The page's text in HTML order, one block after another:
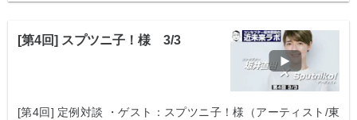
[第4回] スプツニ子！様 3/3
[第4回] 定例対談 ・ゲスト：スプツニ子！様（アーティスト/東